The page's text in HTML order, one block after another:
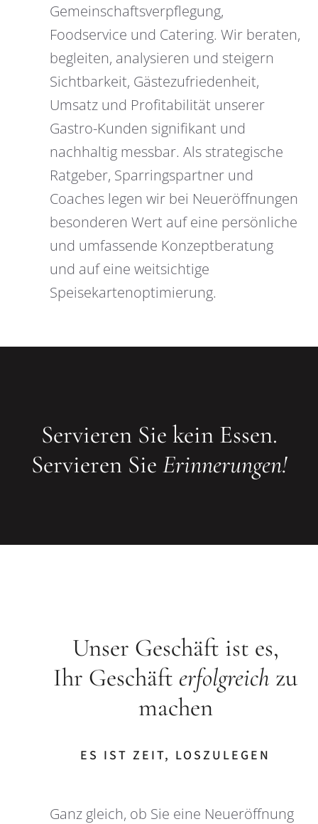
Gemeinschaftsverpflegung,
Foodservice und Catering. Wir beraten,
begleiten, analysieren und steigern
Sichtbarkeit, Gästezufriedenheit,
Umsatz und Profitabilität unserer
Gastro-Kunden signifikant und
nachhaltig messbar. Als strategische
Ratgeber, Sparringspartner und
Coaches legen wir bei Neueröffnungen
besonderen Wert auf eine persönliche
und umfassende Konzeptberatung
und auf eine weitsichtige
Speisekartenoptimierung.
Servieren Sie kein Essen.
Servieren Sie Erinnerungen!
Unser Geschäft ist es,
Ihr Geschäft erfolgreich zu
machen
ES IST ZEIT, LOSZULEGEN
Ganz gleich, ob Sie eine Neueröffnung